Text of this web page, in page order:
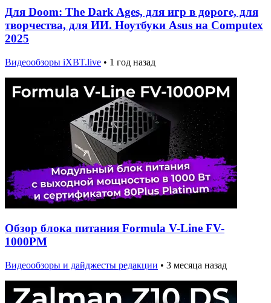
Для Doom: The Dark Ages, для игр в дороге, для
творчества, для ИИ. Ноутбуки Asus на Computex
2025
Видеообзоры iXBT.live • 1 год назад
Обзор блока питания Formula V-Line FV-
1000PM
Видеообзоры и дайджесты редакции • 3 месяца назад